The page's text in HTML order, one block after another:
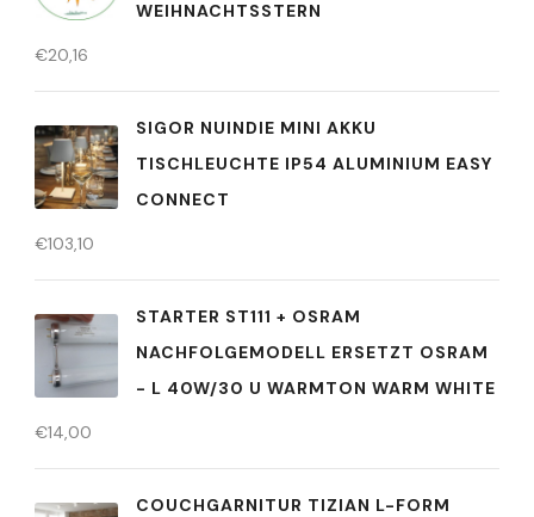
WEIHNACHTSSTERN
€20,16
SIGOR NUINDIE MINI AKKU
TISCHLEUCHTE IP54 ALUMINIUM EASY
CONNECT
€103,10
STARTER ST111 + OSRAM
NACHFOLGEMODELL ERSETZT OSRAM
- L 40W/30 U WARMTON WARM WHITE
€14,00
COUCHGARNITUR TIZIAN L-FORM